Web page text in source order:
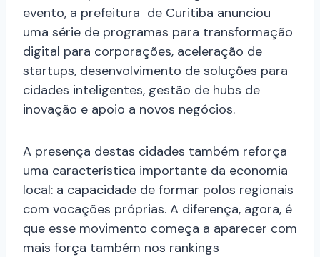
evento, a prefeitura de Curitiba anunciou
uma série de programas para transformação
digital para corporações, aceleração de
startups, desenvolvimento de soluções para
cidades inteligentes, gestão de hubs de
inovação e apoio a novos negócios.
A presença destas cidades também reforça
uma característica importante da economia
local: a capacidade de formar polos regionais
com vocações próprias. A diferença, agora, é
que esse movimento começa a aparecer com
mais força também nos rankings